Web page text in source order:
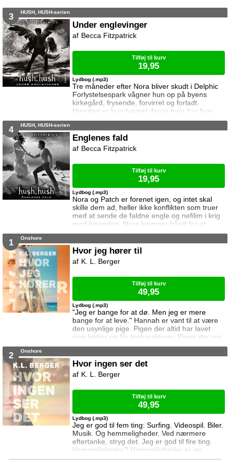
tyder på at det bliver den bedste sommer
splitte Nora og Patch ad. Nora er hjemsøgt af
sin fars ånd, og spørgsmålet om hvem der
slog ham ihjel forfølger hende. Noget tyder på
3 HUSH, HUSH-serien
Under englevinger
Tre måneder efter Nora bliver skudt i Delphic
Forlystelsespark vågner hun op på byens
kirkegård, frysende, forvirret og forladt.
Hvordan er hun havnet derog hvor har hun
været i al den tid? Nora kan intet huske. En
Noras liv. Men hvem kan hun stole på, når alle
ved mere om hendes fortidend hun selv gør?
Og hvordan vil Hank hævne sig på Nora for
Lydbog (.mp3)
Becca Fitzpatrick
Tilføj til kurv
19,95
4 HUSH, HUSH-serien
Englenes fald
Nora og Patch er forenet igen, og intet skal
skille dem ad, heller ikke konflikten som truer
med at sende de faldne engle og nefilim i krig
mod hinanden. Nora kæmper hårdt for at
undgå krigen, men da en af hendes venner
krig måske er den eneste løsning. Men kan
deres kærlighed overleve det?
Lydbog (.mp3)
Becca Fitzpatrick
Tilføj til kurv
19,95
1 Onshore
Hvor jeg hører til
"Jeg er bange for at dø. Men jeg er mere
bange for at leve." Hannah er vant til at være
den usynlige pige. Pigen der altid har lavet
sine lektier og får topkarakterer. Pigen der ser
Ryan Gosling-film hver lørdag aften. Pigen der
fint med blot at være til. Lige indtil Justin.
Justin ændrer alt for Hannah, men at blive set
har en pris. Hannahs pris er høj. Alt for høj til
Lydbog (.mp3)
K. L. Berger
Tilføj til kurv
49,95
2 Onshore
Hvor ingen ser det
Jeg er god til fem ting: Surfing. Videospil. Biler.
Musik. Og hemmeligheder. Ved nærmere
eftertanke, stryg det. Jeg er god til fire ting.
Hemmeligheder? Hemmeligheder er jeg
fucking fantastisk til. Taylor Dean har alle dage
Lydbog (.mp3)
K. L. Berger
Tilføj til kurv
49,95